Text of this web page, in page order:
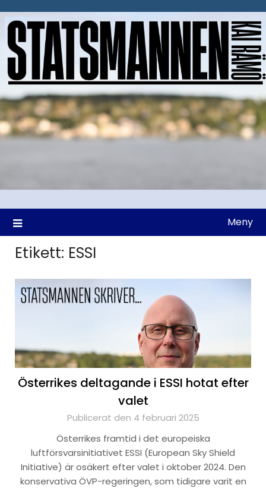
till
Meny
Etikett: ESSI
Österrikes deltagande i ESSI hotat efter
valet
Publicerat den 4 februari 2025
Österrikes framtid i det europeiska
luftförsvarsinitiativet ESSI (European Sky Shield
Initiative) är osäkert efter valet i oktober 2024. Den
konservativa ÖVP-regeringen, som tidigare varit en